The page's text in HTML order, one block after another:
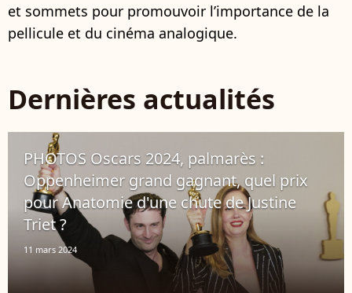
et sommets pour promouvoir l’importance de la
pellicule et du cinéma analogique.
Dernières actualités
PHOTOS Oscars 2024, palmarès :
Oppenheimer grand gagnant, quel prix
pour Anatomie d'une chute de Justine
Triet ?
11 mars 2024